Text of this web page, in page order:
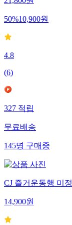
21,800원
50%10,900원
4.8
(6)
327적립
무료배송
145명구매중
CJ 즐거운동행 미
14,900원